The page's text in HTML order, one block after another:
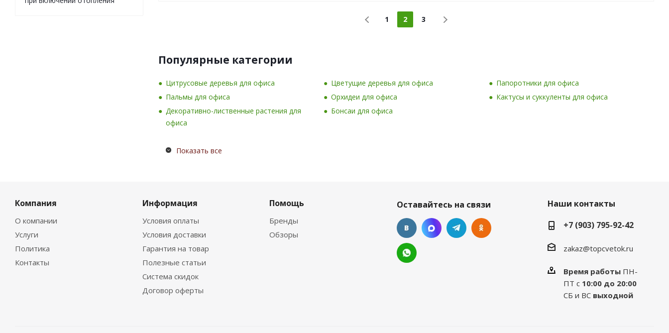
1 2 3
Популярные категории
Цитрусовые деревья для офиса Цветущие деревья для офиса
Папоротники для офиса
Пальмы для офиса
Орхидеи для офиса
Кактусы и суккуленты для офиса
Декоративно-лиственные растения для
офиса
Бонсаи для офиса
Показать все
Компания
О компании
Услуги
Политика
Контакты
Информация
Условия оплаты
Условия доставки
Гарантия на товар
Полезные статьи
Система скидок
Договор оферты
Помощь
Бренды
Обзоры
Оставайтесь на связи
Наши контакты
+7 (903) 795-92-42
zakaz@topcvetok.ru
Время работыПН-
ПТ с 10:00 до 20:00
СБ и ВС выходной